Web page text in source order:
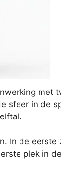
met
sfeer in de
In de
plek in